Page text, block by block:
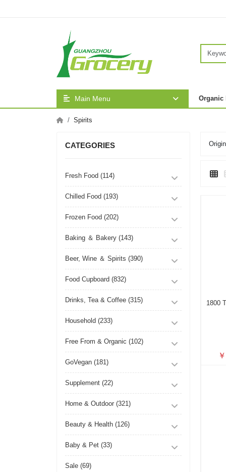
Main Menu Organic
Spirits
CATEGORIES
Fresh Food (114)
Chilled Food (193)
Frozen Food (202)
Baking ＆ Bakery (143)
Beer, Wine ＆ Spirits (390)
Food Cupboard (832)
Drinks, Tea & Coffee (315)
Household (233)
Free From & Organic (102)
GoVegan (181)
Supplement (22)
Home & Outdoor (321)
Beauty & Health (126)
Baby & Pet (33)
Sale (69)
Origin
1800